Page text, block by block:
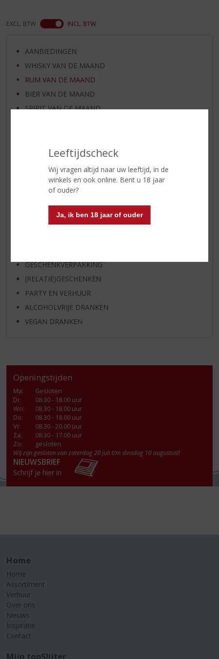
Leeftijdscheck
Wij vragen altijd naar uw leeftijd, in de
winkels en ook online. Bent u 18 jaar
of ouder?
Ja, ik ben 18 jaar of ouder
EXCL. BTW INCL. BTW
AANBIEDINGEN
WHISKY VAN DE MAAND
RUM VAN DE MAAND
BIER VAN DE MAAND
SPIRIT VAN DE MAAND
WHISKY
APERITIEF
GEDISTILLEERD OVERIG
SHOTJES
GESCHENKVERPAKKING
(RELATIE)GESCHENKEN
PARTY EN VERHUUR
ALCOHOLVRIJE DRANKEN
VEGAN DRANKEN
Openingstijden
Ma:
Gesloten
Di:
08.30 - 18.00 uur
Wo:
08.30 - 18.00 uur
Do:
08.30 - 18.00 uur
Vr:
08.30 - 20.00 uur
Za:
08.30 - 17.00 uur
Zo:
gesloten
Wij zijn gesloten van zaterdag 20 juli t/m dinsdag 10 augustus!!
NIEUWSBRIEF
Schrijf je hier in
Home
Home
Assortiment
Verhuur
Over ons
Nieuws
Inspiratie
Contact
Mijn topSlijter